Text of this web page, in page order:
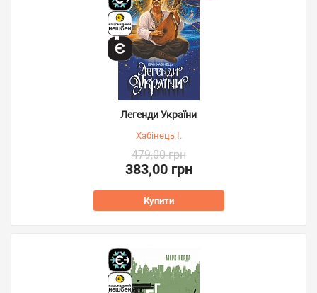
Легенди України
Хабінець І.
479,00 грн
383,00 грн
Купити